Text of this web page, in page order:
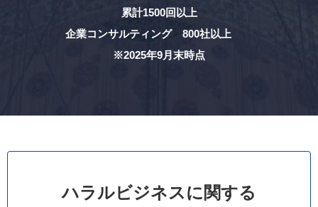
累計1500回以上
企業コンサルティング 800社以上
※2025年9月末時点
ハラルビジネスに関する